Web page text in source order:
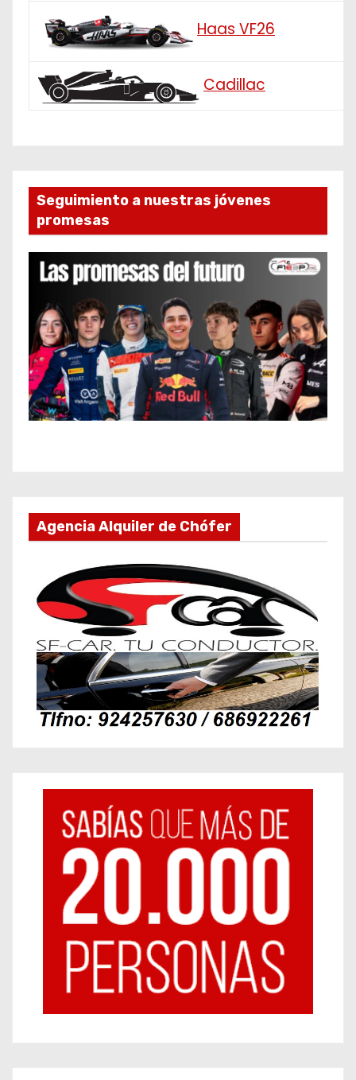
Haas VF26
Cadillac
Seguimiento a nuestras jóvenes
promesas
Agencia Alquiler de Chófer